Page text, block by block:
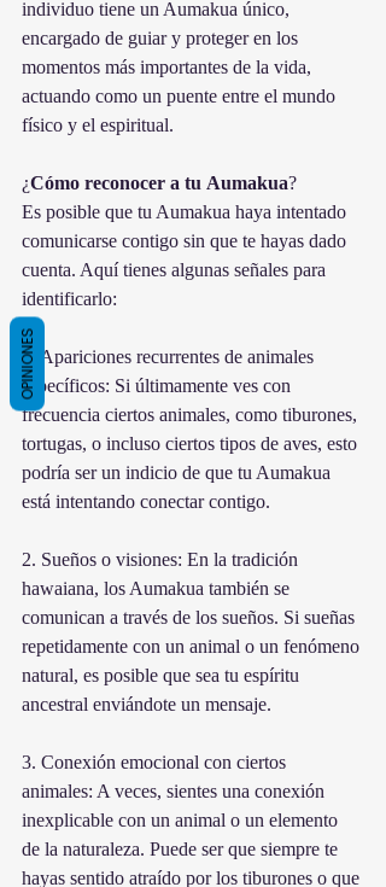
individuo tiene un Aumakua único,
encargado de guiar y proteger en los
momentos más importantes de la vida,
actuando como un puente entre el mundo
físico y el espiritual.
¿Cómo reconocer a tu Aumakua?
Es posible que tu Aumakua haya intentado
comunicarse contigo sin que te hayas dado
cuenta. Aquí tienes algunas señales para
identificarlo:
1. Apariciones recurrentes de animales
específicos: Si últimamente ves con
frecuencia ciertos animales, como tiburones,
tortugas, o incluso ciertos tipos de aves, esto
podría ser un indicio de que tu Aumakua
está intentando conectar contigo.
2. Sueños o visiones: En la tradición
hawaiana, los Aumakua también se
comunican a través de los sueños. Si sueñas
repetidamente con un animal o un fenómeno
natural, es posible que sea tu espíritu
ancestral enviándote un mensaje.
3. Conexión emocional con ciertos
animales: A veces, sientes una conexión
inexplicable con un animal o un elemento
de la naturaleza. Puede ser que siempre te
hayas sentido atraído por los tiburones o que
OPINIONES